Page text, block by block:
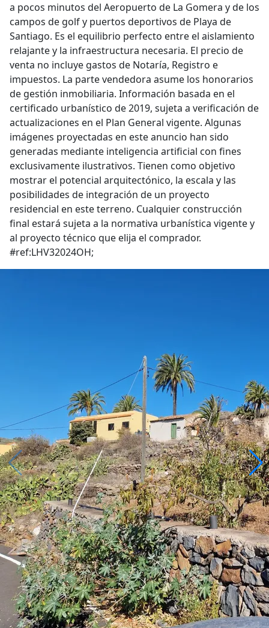
a pocos minutos del Aeropuerto de La Gomera y de los
campos de golf y puertos deportivos de Playa de
Santiago. Es el equilibrio perfecto entre el aislamiento
relajante y la infraestructura necesaria. El precio de
venta no incluye gastos de Notaría, Registro e
impuestos. La parte vendedora asume los honorarios
de gestión inmobiliaria. Información basada en el
certificado urbanístico de 2019, sujeta a verificación de
actualizaciones en el Plan General vigente. Algunas
imágenes proyectadas en este anuncio han sido
generadas mediante inteligencia artificial con fines
exclusivamente ilustrativos. Tienen como objetivo
mostrar el potencial arquitectónico, la escala y las
posibilidades de integración de un proyecto
residencial en este terreno. Cualquier construcción
final estará sujeta a la normativa urbanística vigente y
al proyecto técnico que elija el comprador.
#ref:LHV32024OH;